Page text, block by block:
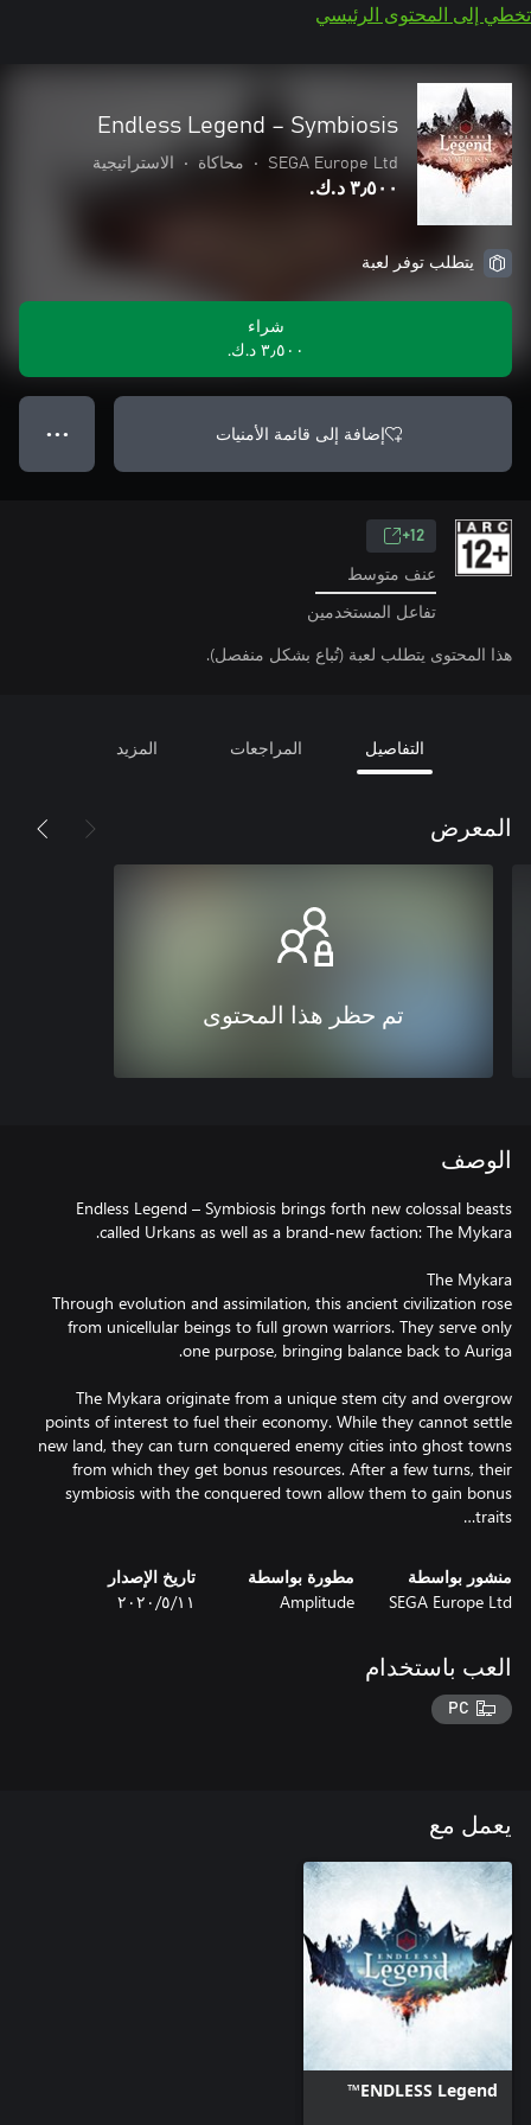
تخطي إلى المحتوى الرئيسي
Endless Legend – Symbiosis
SEGA Europe Ltd
• محاكاة • الاستراتيجية
٣٫٥٠٠ د.ك.‏
يتطلب توفر لعبة
شراء
٣٫٥٠٠ د.ك.‏
إضافة إلى قائمة الأمنيات ● ● ●
12+
عنف متوسط
تفاعل المستخدمين
هذا المحتوى يتطلب لعبة (تُباع بشكل منفصل).
التفاصيل المراجعات المزيد
المعرض
تم حظر هذا المحتوى
الوصف
Endless Legend – Symbiosis brings forth new colossal beasts
Through evolution and assimilation, this ancient civilization rose
from unicellular beings to full grown warriors. They serve only
The Mykara originate from a unique stem city and overgrow
points of interest to fuel their economy. While they cannot settle
new land, they can turn conquered enemy cities into ghost towns
from which they get bonus resources. After a few turns, their
symbiosis with the conquered town allow them to gain bonus
traits…
منشور بواسطة
SEGA Europe Ltd
مطورة بواسطة
Amplitude
تاريخ الإصدار
١١‏/٥‏/٢٠٢٠
العب باستخدام
PC
يعمل مع
ENDLESS Legend™